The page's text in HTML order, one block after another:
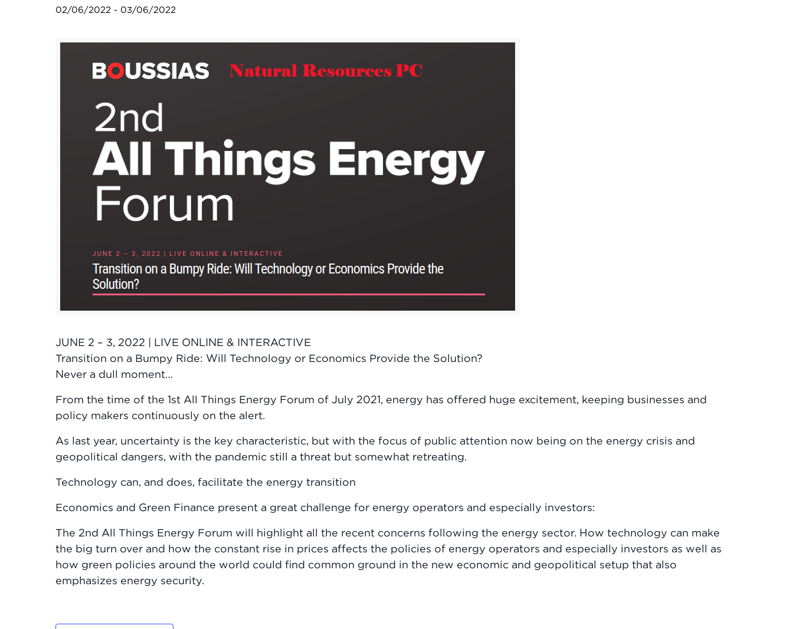
02/06/2022 - 03/06/2022
JUNE 2 – 3, 2022 | LIVE ONLINE & INTERACTIVE
Transition on a Bumpy Ride: Will Technology or Economics Provide the Solution?
Never a dull moment…
From the time of the 1st All Things Energy Forum of July 2021, energy has offered huge excitement, keeping businesses and
policy makers continuously on the alert.
As last year, uncertainty is the key characteristic, but with the focus of public attention now being on the energy crisis and
geopolitical dangers, with the pandemic still a threat but somewhat retreating.
Technology can, and does, facilitate the energy transition
Economics and Green Finance present a great challenge for energy operators and especially investors:
The 2nd All Things Energy Forum will highlight all the recent concerns following the energy sector. How technology can make
the big turn over and how the constant rise in prices affects the policies of energy operators and especially investors as well as
how green policies around the world could find common ground in the new economic and geopolitical setup that also
emphasizes energy security.